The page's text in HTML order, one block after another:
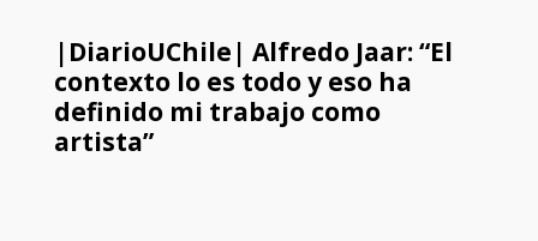
|DiarioUChile| Alfredo Jaar: “El
contexto lo es todo y eso ha
definido mi trabajo como
artista”